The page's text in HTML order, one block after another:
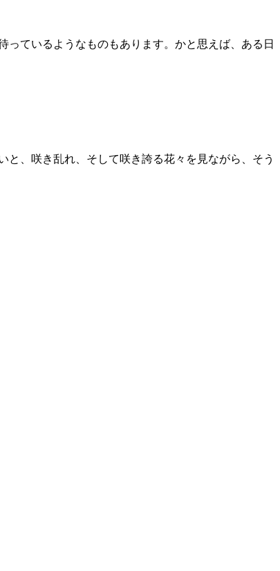
ているようなものもあります。かと思えば、ある日
、咲き乱れ、そして咲き誇る花々を見ながら、そう